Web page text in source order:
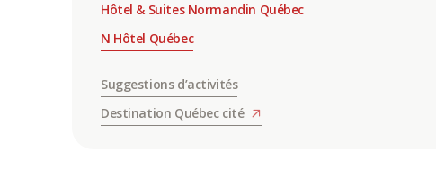
Hôtel & Suites Normandin Québec
N Hôtel Québec
Suggestions d’activités
Destination Québec cité